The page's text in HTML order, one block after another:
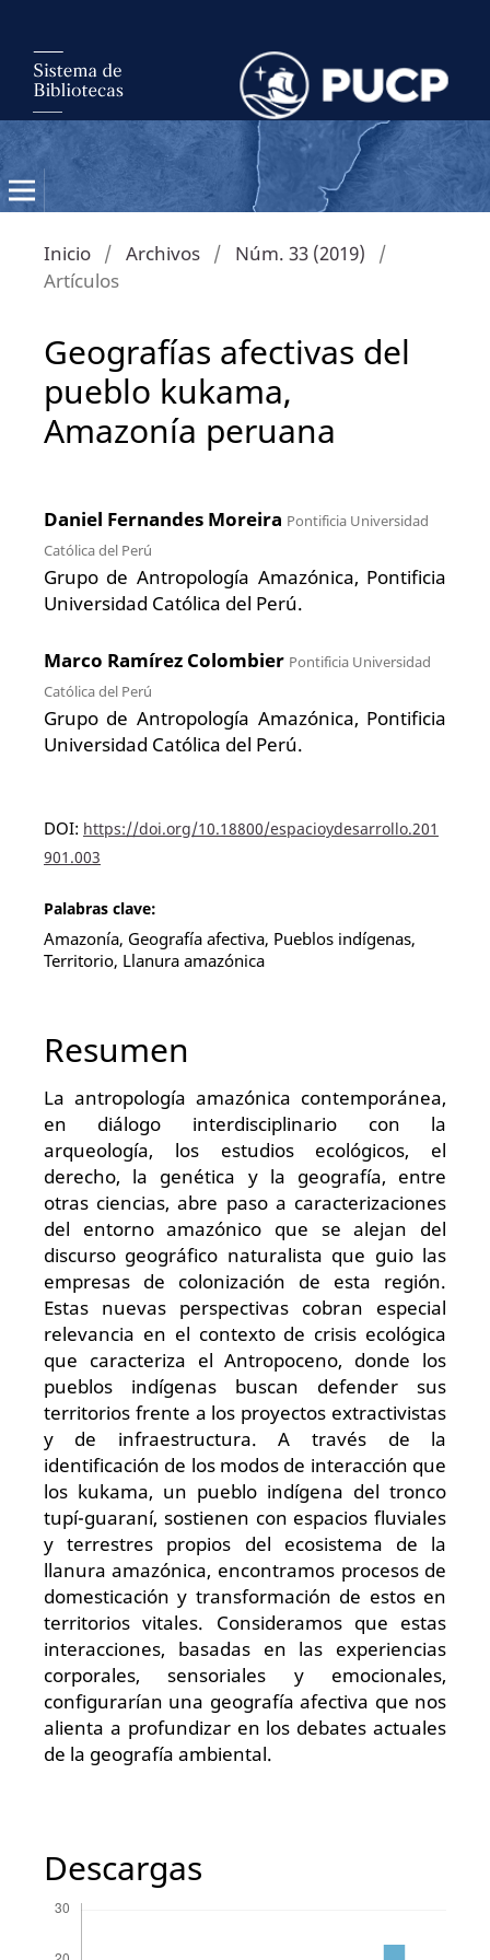
Inicio / Archivos / Núm. 33 (2019)
/
Artículos
Geografías afectivas del
pueblo kukama,
Amazonía peruana
Daniel Fernandes Moreira Pontificia Universidad
Católica del Perú
Grupo de Antropología Amazónica, Pontificia
Universidad Católica del Perú.
Marco Ramírez Colombier Pontificia Universidad
Católica del Perú
Grupo de Antropología Amazónica, Pontificia
Universidad Católica del Perú.
DOI: https://doi.org/10.18800/espacioydesarrollo.201
901.003
Palabras clave:
Amazonía, Geografía afectiva, Pueblos indígenas,
Territorio, Llanura amazónica
Resumen
La antropología amazónica contemporánea,
en diálogo interdisciplinario con la
arqueología, los estudios ecológicos, el
derecho, la genética y la geografía, entre
otras ciencias, abre paso a caracterizaciones
del entorno amazónico que se alejan del
discurso geográfico naturalista que guio las
empresas de colonización de esta región.
Estas nuevas perspectivas cobran especial
relevancia en el contexto de crisis ecológica
que caracteriza el Antropoceno, donde los
pueblos indígenas buscan defender sus
territorios frente a los proyectos extractivistas
y de infraestructura. A través de la
identificación de los modos de interacción que
los kukama, un pueblo indígena del tronco
tupí-guaraní, sostienen con espacios fluviales
y terrestres propios del ecosistema de la
llanura amazónica, encontramos procesos de
domesticación y transformación de estos en
territorios vitales. Consideramos que estas
interacciones, basadas en las experiencias
corporales, sensoriales y emocionales,
configurarían una geografía afectiva que nos
alienta a profundizar en los debates actuales
de la geografía ambiental.
Descargas